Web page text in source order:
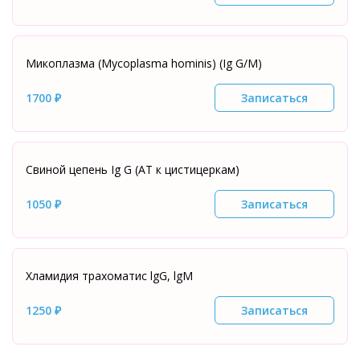
Микоплазма (Mycoplasma hominis) (Ig G/М)
1700 ₽ Записаться
Свиной цепень Ig G (АТ к цистицеркам)
1050 ₽ Записаться
Хламидия трахоматис lgG, lgM
1250 ₽ Записаться